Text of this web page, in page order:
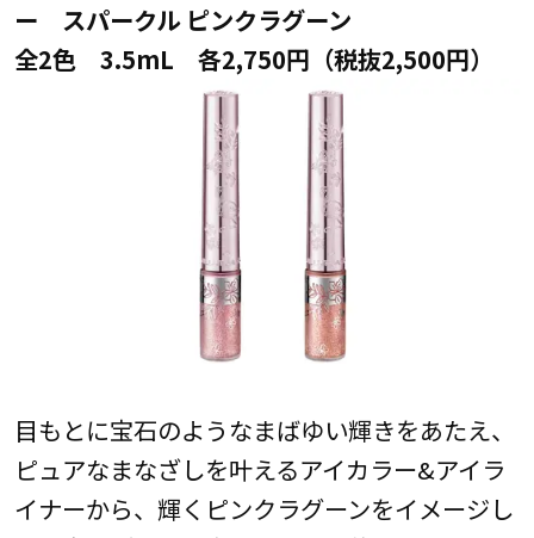
ー スパークル ピンクラグーン
全2色 3.5mL 各2,750円（税抜2,500円）
目もとに宝石のようなまばゆい輝きをあたえ、
ピュアなまなざしを叶えるアイカラー&アイラ
イナーから、輝くピンクラグーンをイメージし